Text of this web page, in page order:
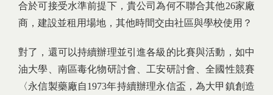
合於可接受水準前提下，貴公司為何不聯合其他26家廠
商，建設並租用場地，其他時間交由社區與學校使用？
對了，還可以持續辦理並引進各級的比賽與活動，如中
油大學、南區毒化物研討會、工安研討會、全國性競賽
〈永信製藥廠自1973年持續辦理永信盃，為大甲鎮創造